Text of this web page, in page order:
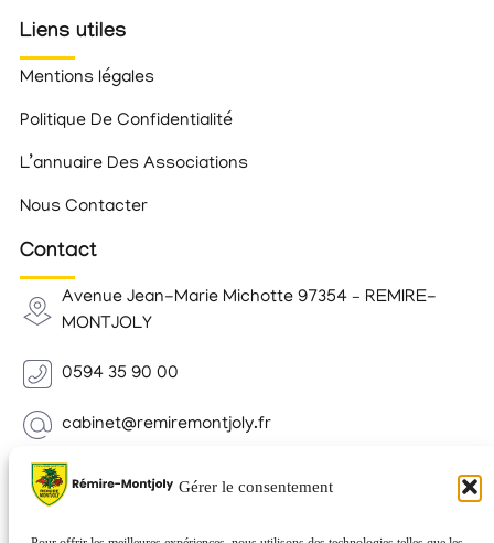
Gérer le consentement
Liens utiles
Mentions légales
Politique De Confidentialité
L’annuaire Des Associations
Nous Contacter
Contact
Avenue Jean-Marie Michotte 97354 – REMIRE-
MONTJOLY
0594 35 90 00
cabinet@remiremontjoly.fr
Newsletter